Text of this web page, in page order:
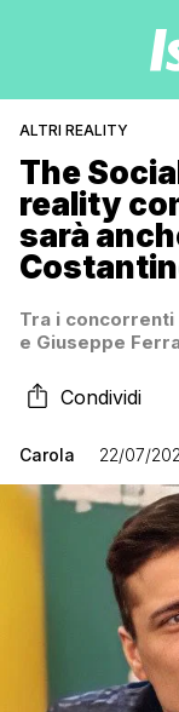
ALTRI REALITY
The
reality
sarà
Tra i concorrenti
e Giuseppe
Condividi
Carola 22/07/